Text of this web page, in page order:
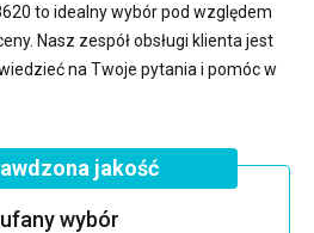
to idealny wybór pod względem
Nasz zespół obsługi klienta jest
na Twoje pytania i pomóc w
jakość
wybór